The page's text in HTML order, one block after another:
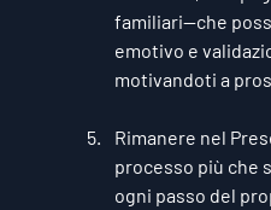
familiari—che
emotivo e
motivandoti a
Rimanere nel
processo più che
ogni passo del